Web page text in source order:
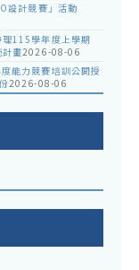
設計競賽」活動
115學年度上學期
計畫2026-08-06
能力競賽培訓公開授
2026-08-06